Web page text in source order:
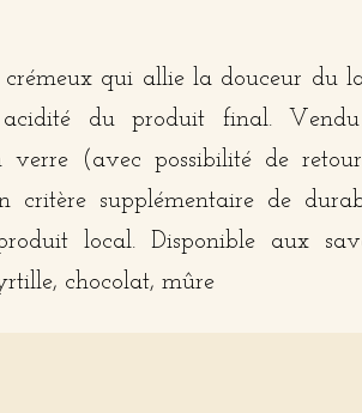
qui allie la douceur du
du produit final.
verre (avec possibilité de
critère supplémentaire de
local. Disponible aux
chocolat, mûre